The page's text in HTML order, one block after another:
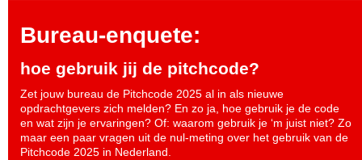
Bureau-enquete:
hoe gebruik jij de pitchcode?
Zet jouw bureau de Pitchcode 2025 al in als nieuwe
opdrachtgevers zich melden? En zo ja, hoe gebruik je de code
en wat zijn je ervaringen? Of: waarom gebruik je ‘m juist niet? Zo
maar een paar vragen uit de nul-meting over het gebruik van de
Pitchcode 2025 in Nederland.